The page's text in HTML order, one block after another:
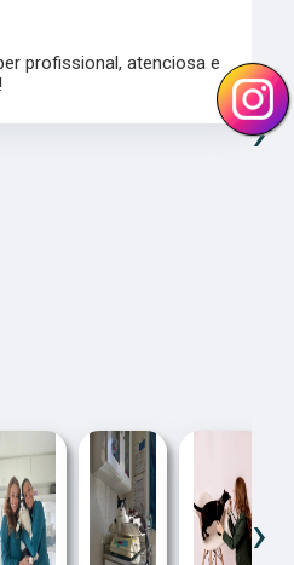
profissional, atenciosa e
›
›